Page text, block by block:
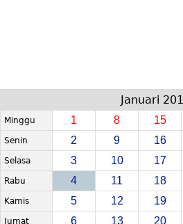
Januari
Minggu 1 8 15
Senin 2 9 16
Selasa 3 10 17
Rabu 4 11 18
Kamis 5 12 19
Jumat 6 13 20